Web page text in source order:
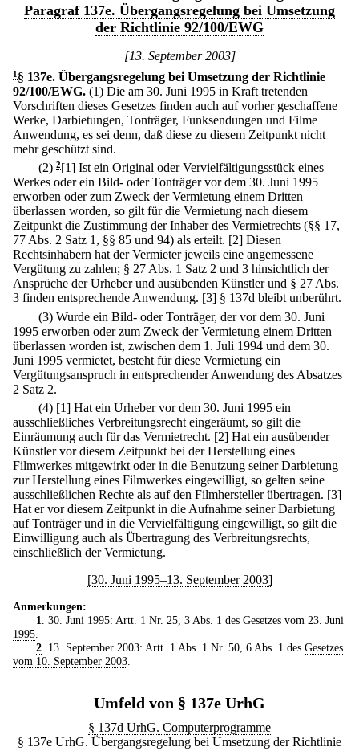
Paragraf 137e. Übergangsregelung bei Umsetzung
der Richtlinie 92/100/EWG
[13. September 2003]
1 § 137e. Übergangsregelung bei Umsetzung der Richtlinie
92/100/EWG. (1) Die am 30. Juni 1995 in Kraft tretenden
Vorschriften dieses Gesetzes finden auch auf vorher geschaffene
Werke, Darbietungen, Tonträger, Funksendungen und Filme
Anwendung, es sei denn, daß diese zu diesem Zeitpunkt nicht
mehr geschützt sind.
(2) 2[1] Ist ein Original oder Vervielfältigungsstück eines
Werkes oder ein Bild- oder Tonträger vor dem 30. Juni 1995
erworben oder zum Zweck der Vermietung einem Dritten
überlassen worden, so gilt für die Vermietung nach diesem
Zeitpunkt die Zustimmung der Inhaber des Vermietrechts (§§ 17,
77 Abs. 2 Satz 1, §§ 85 und 94) als erteilt. [2] Diesen
Rechtsinhabern hat der Vermieter jeweils eine angemessene
Vergütung zu zahlen; § 27 Abs. 1 Satz 2 und 3 hinsichtlich der
Ansprüche der Urheber und ausübenden Künstler und § 27 Abs.
3 finden entsprechende Anwendung. [3] § 137d bleibt unberührt.
(3) Wurde ein Bild- oder Tonträger, der vor dem 30. Juni
1995 erworben oder zum Zweck der Vermietung einem Dritten
überlassen worden ist, zwischen dem 1. Juli 1994 und dem 30.
Juni 1995 vermietet, besteht für diese Vermietung ein
Vergütungsanspruch in entsprechender Anwendung des Absatzes
2 Satz 2.
(4) [1] Hat ein Urheber vor dem 30. Juni 1995 ein
ausschließliches Verbreitungsrecht eingeräumt, so gilt die
Einräumung auch für das Vermietrecht. [2] Hat ein ausübender
Künstler vor diesem Zeitpunkt bei der Herstellung eines
Filmwerkes mitgewirkt oder in die Benutzung seiner Darbietung
zur Herstellung eines Filmwerkes eingewilligt, so gelten seine
ausschließlichen Rechte als auf den Filmhersteller übertragen. [3]
Hat er vor diesem Zeitpunkt in die Aufnahme seiner Darbietung
auf Tonträger und in die Vervielfältigung eingewilligt, so gilt die
Einwilligung auch als Übertragung des Verbreitungsrechts,
einschließlich der Vermietung.
[30. Juni 1995–13. September 2003]
Anmerkungen:
1
. 30. Juni 1995: Artt. 1 Nr. 25, 3 Abs. 1 des Gesetzes vom 23. Juni
1995
2. 13. September 2003: Artt. 1 Abs. 1 Nr. 50, 6 Abs. 1 des Gesetzes
vom 10. September 2003
Umfeld von § 137e UrhG
§ 137d UrhG. Computerprogramme
§ 137e UrhG. Übergangsregelung bei Umsetzung der Richtlinie